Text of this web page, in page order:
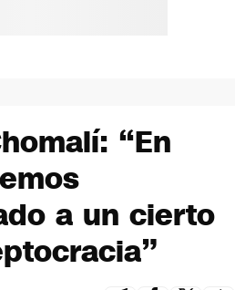
“En
a un cierto